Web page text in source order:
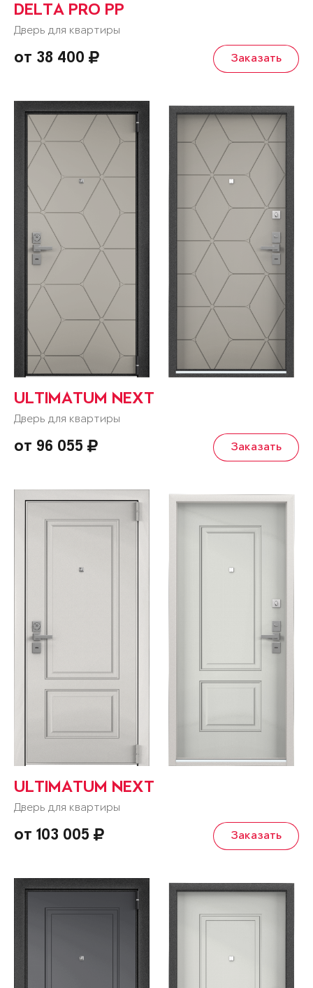
DELTA PRO PP
Дверь для квартиры
от 38 400 Заказать
ULTIMATUM NEXT
Дверь для квартиры
от 96 055 Заказать
ULTIMATUM NEXT
Дверь для квартиры
от 103 005 Заказать